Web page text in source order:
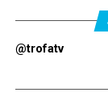
@trofatv